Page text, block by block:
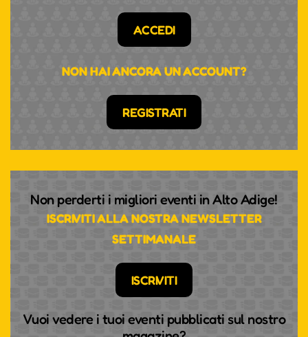
ACCEDI
NON HAI ANCORA UN ACCOUNT?
REGISTRATI
Non perderti i migliori eventi in Alto Adige!
ISCRIVITI ALLA NOSTRA NEWSLETTER
SETTIMANALE
ISCRIVITI
Vuoi vedere i tuoi eventi pubblicati sul nostro